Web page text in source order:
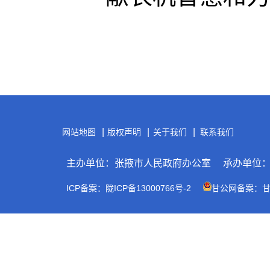
网站地图 版权声明 关于我们 联系我们
主办单位：张掖市人民政府办公室 承办单位
ICP备案：陇ICP备13000766号-2 甘公网备案：